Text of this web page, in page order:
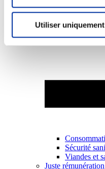
Utiliser
Sécurité
Viandes et
Juste